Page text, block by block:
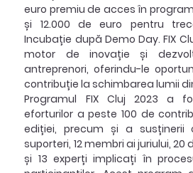
euro premiu de acces în
și 12.000 de euro pentru
Incubație după Demo Day. FIX
motor de inovație și
antreprenori, oferindu-le
contribuție la schimbarea lumii
Programul FIX Cluj 2023 a
eforturilor a peste 100 de
ediției, precum și a susținerii
suporteri, 12 membri ai juriului, 20
și 13 experți implicați în